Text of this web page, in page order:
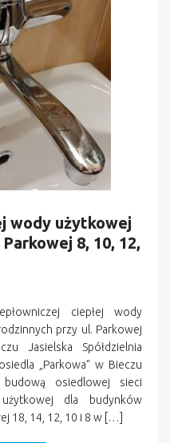
wody użytkowej
8, 10, 12,
ciepłej wody
przy ul. Parkowej
Spółdzielnia
„Parkowa” w Bieczu
osiedlowej sieci
dla budynków
18, 14, 12, 10 i 8 w […]